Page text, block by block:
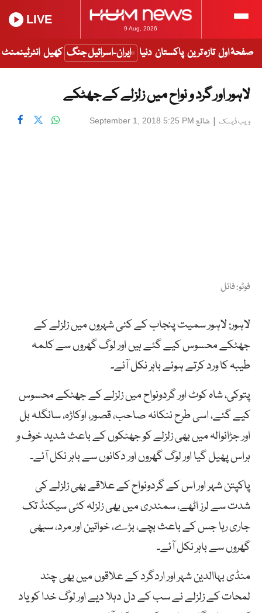
9 Aug, 2026
LIVE
صفحۂ اول تازہ ترین پاکستان دنیا ایران-اسرائیل جنگ کھیل انٹرٹینمنٹ
لاہور اور گرد و نواح میں زلزلے کے جھٹکے
ویب ڈیسک | شائع September 1, 2018 5:25 PM
فوٹو: فائل
لاہور: لاہور سمیت پنجاب کے کئی شہروں میں زلزلے کے
جھٹکے محسوس کیے گئے ہیں اور لوگ گھروں سے کلمہ
طیبہ کا ورد کرتے ہوئے باہر نکل آئے۔
پتوکی، شاہ کوٹ اور گردونواح میں زلزلے کے جھٹکے محسوس
کیے گئے، اسی طرح ننکانہ صاحب، قصور، اوکاڑہ، سانگلہ ہل
اور جڑانوالہ میں بھی زلزلے کو جھٹکوں کے باعث شدید خوف و
ہراس پھیل گیا اور لوگ گھروں اور دکانوں سے باہر نکل آئے۔
پاکپتن شہر اور اس کے گردونواح کے علاقے بھی زلزلے کی
شدت سے لرز اٹھے، سمندری میں بھی زلزلہ کئی سیکنڈ تک
جاری رہا جس کے باعث بچے، بڑے، خواتین اور مرد، سبھی
گھروں سے باہر نکل آئے۔
منڈی بہاالدین شہر اور اردگرد کے علاقوں میں بھی چند
لمحات کے زلزلے نے سب کے دل دہلا دیے اور لوگ خدا کو یاد